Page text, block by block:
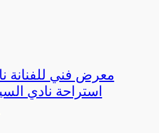
معرض فني للفنانة
استراحة نادي